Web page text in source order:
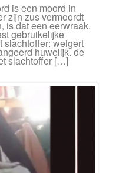
is een moord in
zijn zus vermoordt
is dat een eerwraak.
gebruikelijke
slachtoffer: weigert
huwelijk. de
slachtoffer […]